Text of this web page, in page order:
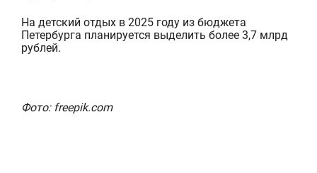
На детский отдых в 2025 году из бюджета
Петербурга планируется выделить более 3,7 млрд
рублей.
Фото: freepik.com